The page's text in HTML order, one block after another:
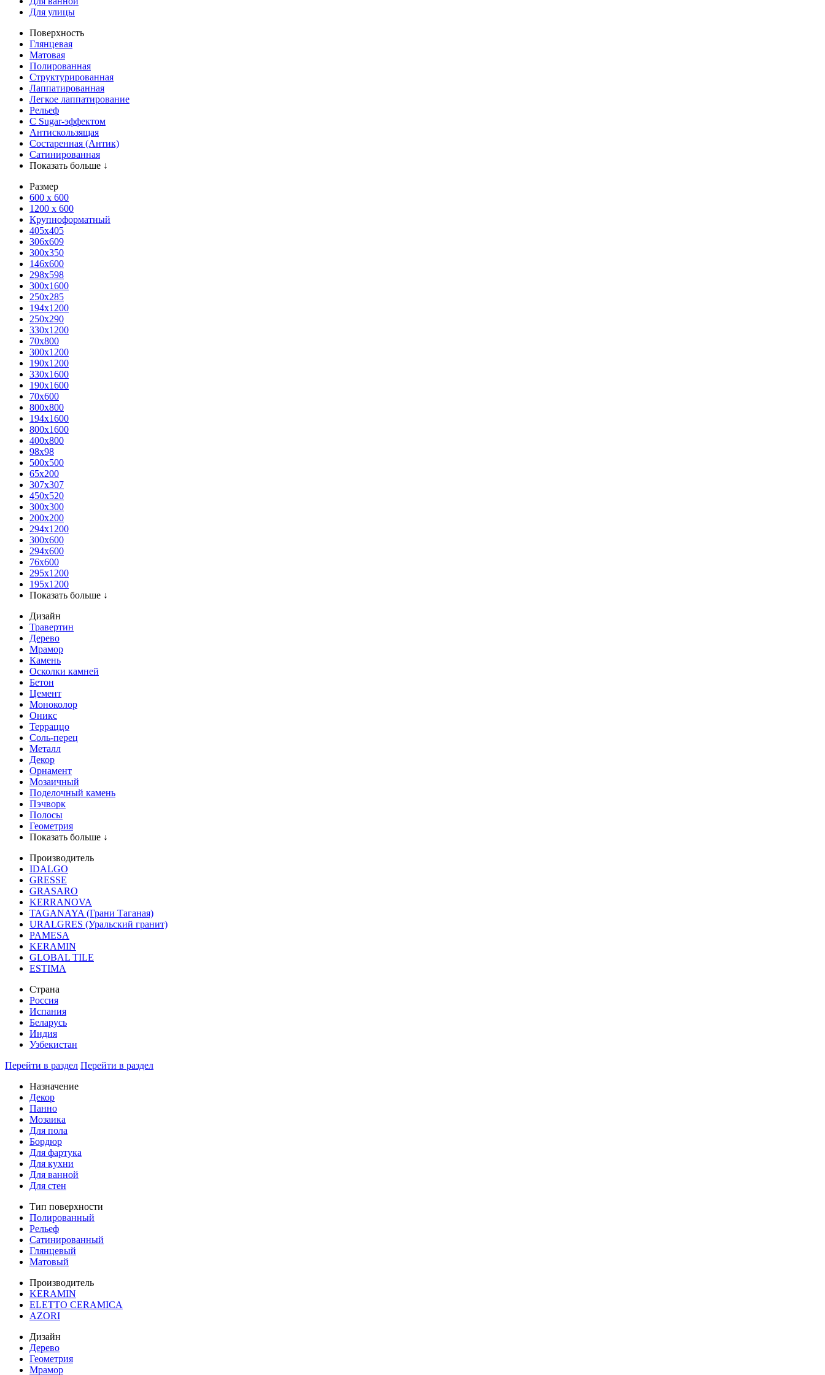
Для улицы
Поверхность
Глянцевая
Матовая
Полированная
Структурированная
Лаппатированная
Легкое лаппатирование
Рельеф
С Sugar-эффектом
Антискользящая
Состаренная (Антик)
Сатинированная
Показать больше ↓
Размер
600 х 600
1200 х 600
Крупноформатный
405x405
306x609
300x350
146x600
298x598
300x1600
250x285
194x1200
250x290
330x1200
70x800
300x1200
190x1200
330x1600
190x1600
70x600
800x800
194x1600
800x1600
400х800
98x98
500x500
65x200
307x307
450x520
300x300
200x200
294x1200
300x600
294x600
76х600
295х1200
195х1200
Показать больше ↓
Дизайн
Травертин
Дерево
Мрамор
Камень
Осколки камней
Бетон
Цемент
Моноколор
Оникс
Терраццо
Соль-перец
Металл
Декор
Орнамент
Мозаичный
Поделочный камень
Пэчворк
Полосы
Геометрия
Показать больше ↓
Производитель
IDALGO
GRESSE
GRASARO
KERRANOVA
TAGANAYA (Грани Таганая)
URALGRES (Уральский гранит)
PAMESA
KERAMIN
GLOBAL TILE
ESTIMA
Страна
Россия
Испания
Беларусь
Индия
Узбекистан
Перейти в раздел Перейти в раздел
Назначение
Декор
Панно
Мозаика
Для пола
Бордюр
Для фартука
Для кухни
Для ванной
Для стен
Тип поверхности
Полированный
Рельеф
Сатинированный
Глянцевый
Матовый
Производитель
KERAMIN
ELETTO CERAMICA
AZORI
Дизайн
Дерево
Геометрия
Мрамор